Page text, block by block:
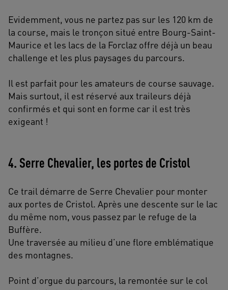
Evidemment, vous ne partez pas sur les 120 km de
la course, mais le tronçon situé entre Bourg-Saint-
Maurice et les lacs de la Forclaz offre déjà un beau
challenge et les plus paysages du parcours.
Il est parfait pour les amateurs de course sauvage.
Mais surtout, il est réservé aux traileurs déjà
confirmés et qui sont en forme car il est très
exigeant !
4. Serre Chevalier, les portes de Cristol
Ce trail démarre de Serre Chevalier pour monter
aux portes de Cristol. Après une descente sur le lac
du même nom, vous passez par le refuge de la
Buffère.
Une traversée au milieu d’une flore emblématique
des montagnes.
Point d’orgue du parcours, la remontée sur le col